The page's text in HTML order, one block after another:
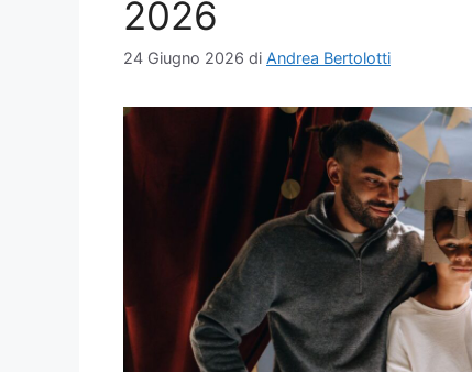
2026
24 Giugno 2026 di Andrea Bertolotti